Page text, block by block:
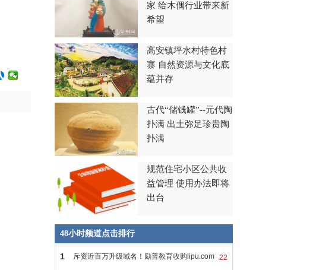
家 给木偶行业带来新
希望
高安镇坪水村特色村
寨 自然资源与文化底
蕴并存
古代“储钱罐”--元代陶
扑满 出土弥足珍贵陶
扑满
规范住宅小区公共收
益管理 使用办法即将
出台
48小时频道点击排行
22
1 斥资近百万升级域名！励普教育收购lipu.com